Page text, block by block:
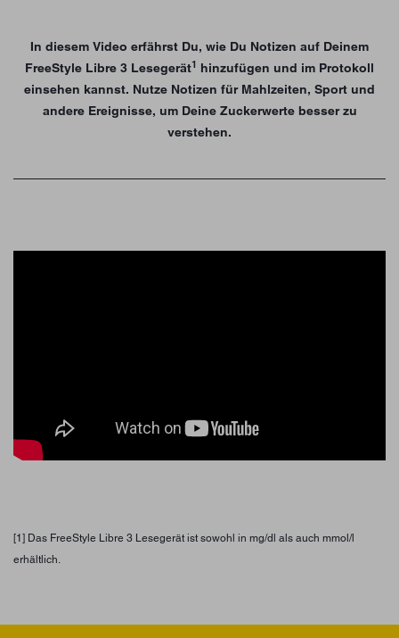
In diesem Video erfährst Du, wie Du Notizen auf Deinem
FreeStyle Libre 3 Lesegerät1 hinzufügen und im Protokoll
einsehen kannst. Nutze Notizen für Mahlzeiten, Sport und
andere Ereignisse, um Deine Zuckerwerte besser zu
verstehen.
[1] Das FreeStyle Libre 3 Lesegerät ist sowohl in mg/dl als auch mmol/l
erhältlich.